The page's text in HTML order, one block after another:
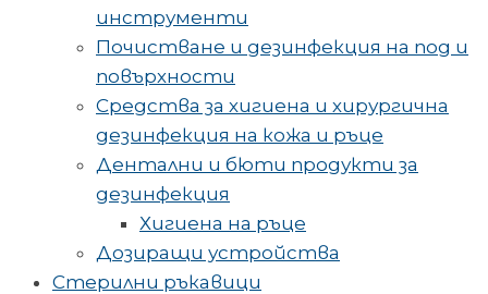
инструменти
Почистване и дезинфекция на под и
повърхности
Средства за хигиена и хирургична
дезинфекция на кожа и ръце
Дентални и бюти продукти за
дезинфекция
Хигиена на ръце
Дозиращи устройства
Стерилни ръкавици